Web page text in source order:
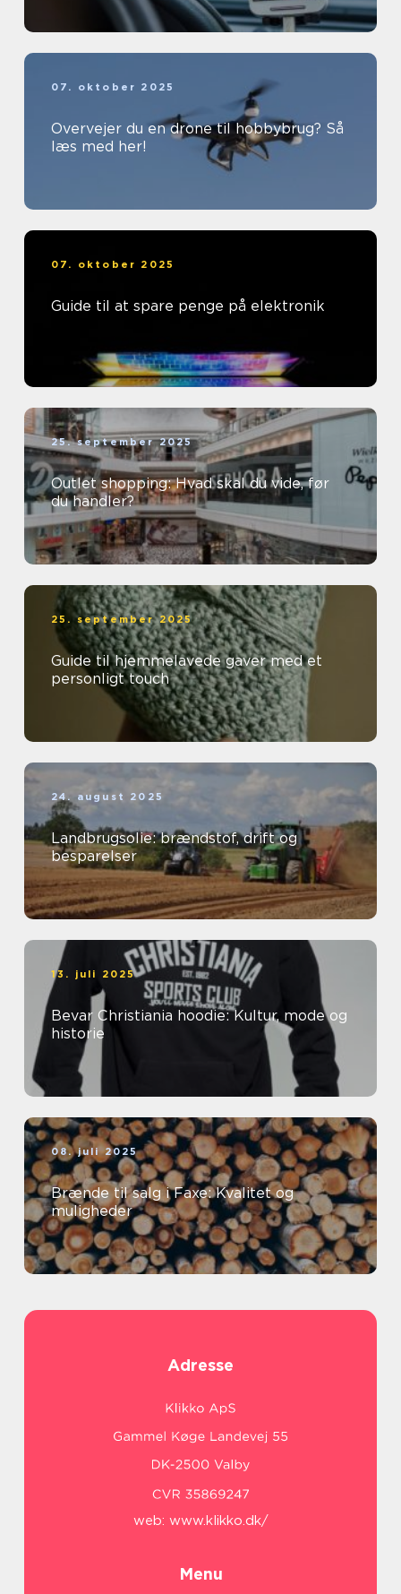
07. oktober 2025
Overvejer du en drone til hobbybrug? Så
læs med her!
07. oktober 2025
Guide til at spare penge på elektronik
25. september 2025
Outlet shopping: Hvad skal du vide, før
du handler?
25. september 2025
Guide til hjemmelavede gaver med et
personligt touch
24. august 2025
Landbrugsolie: brændstof, drift og
besparelser
13. juli 2025
Bevar Christiania hoodie: Kultur, mode og
historie
08. juli 2025
Brænde til salg i Faxe: Kvalitet og
muligheder
Adresse
web: www.klikko.dk/
Menu